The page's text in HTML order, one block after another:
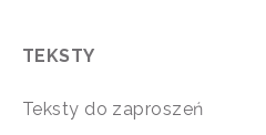
TEKSTY
Teksty do zaproszeń